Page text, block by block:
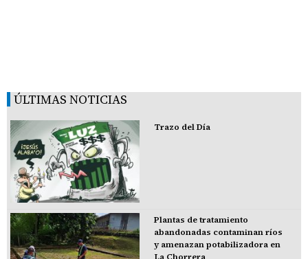
ÚLTIMAS NOTICIAS
Trazo del Día
Plantas de tratamiento
abandonadas contaminan ríos
y amenazan potabilizadora en
La Chorrera